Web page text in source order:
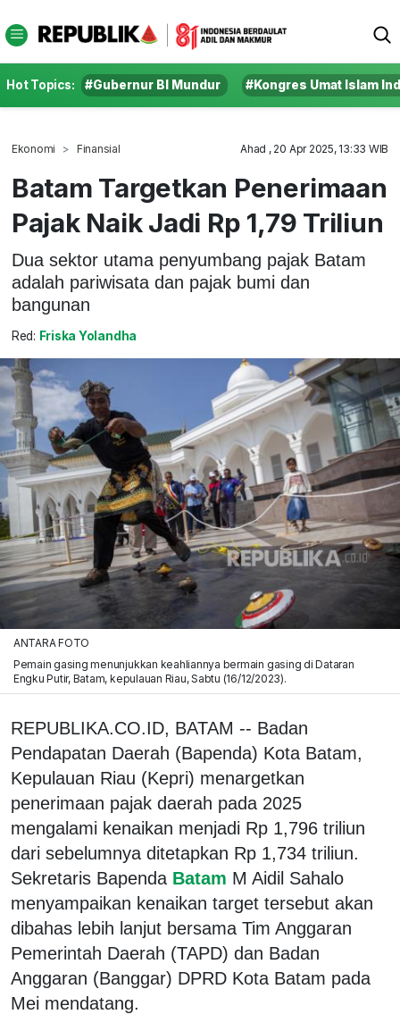
Hot Topics: #Gubernur BI Mundur #Kongres Umat Islam
Ekonomi Finansial Ahad , 20 Apr 2025, 13:33 WIB
Batam Targetkan Penerimaan
Pajak Naik Jadi Rp 1,79 Triliun
Dua sektor utama penyumbang pajak Batam
adalah pariwisata dan pajak bumi dan
bangunan
Red: Friska Yolandha
ANTARA FOTO
Pemain gasing menunjukkan keahliannya bermain gasing di Dataran
Engku Putir, Batam, kepulauan Riau, Sabtu (16/12/2023).
REPUBLIKA.CO.ID, BATAM -- Badan
Pendapatan Daerah (Bapenda) Kota Batam,
Kepulauan Riau (Kepri) menargetkan
penerimaan pajak daerah pada 2025
mengalami kenaikan menjadi Rp 1,796 triliun
dari sebelumnya ditetapkan Rp 1,734 triliun.
Sekretaris Bapenda Batam M Aidil Sahalo
menyampaikan kenaikan target tersebut akan
dibahas lebih lanjut bersama Tim Anggaran
Pemerintah Daerah (TAPD) dan Badan
Anggaran (Banggar) DPRD Kota Batam pada
Mei mendatang.